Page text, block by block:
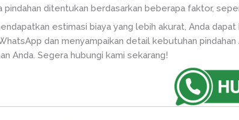
pindahan ditentukan berdasarkan beberapa faktor,
estimasi biaya yang lebih akurat, Anda
dan menyampaikan detail kebutuhan
Anda. Segera hubungi kami sekarang!